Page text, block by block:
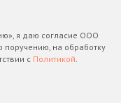
я даю согласие ООО
на обработку
с Политикой